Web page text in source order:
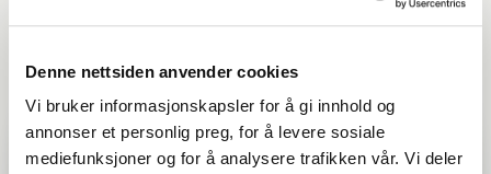
Denne nettsiden anvender cookies
Vi bruker informasjonskapsler for å gi innhold og
annonser et personlig preg, for å levere sosiale
mediefunksjoner og for å analysere trafikken vår. Vi deler